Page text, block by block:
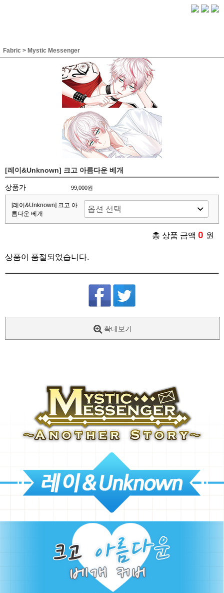
Fabric > Mystic Messenger
[레이&Unknown] 크고 아름다운 베개
상품가 99,000원
[레이&Unknown] 크고 아
름다운 베개
총 상품 금액 0 원
상품이 품절되었습니다.
확대보기